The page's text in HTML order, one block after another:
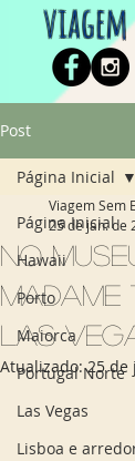
viagem
Post
Página Inicial
Hawaii
Porto
Maiorca
Portugal Norte
Las Vegas
Lisboa e
Página Inicial
No
Madame
Las
Viagem Sem
25 de jan. de
Atualizado:25 de